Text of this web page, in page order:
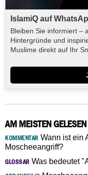
IslamiQ auf
Bleiben Sie informiert –
Hintergründe und
Muslime direkt auf Ihr
AM MEISTEN GELESEN
KOMMENTAR Wann ist ein
Moscheeangriff?
GLOSSAR Was bedeutet